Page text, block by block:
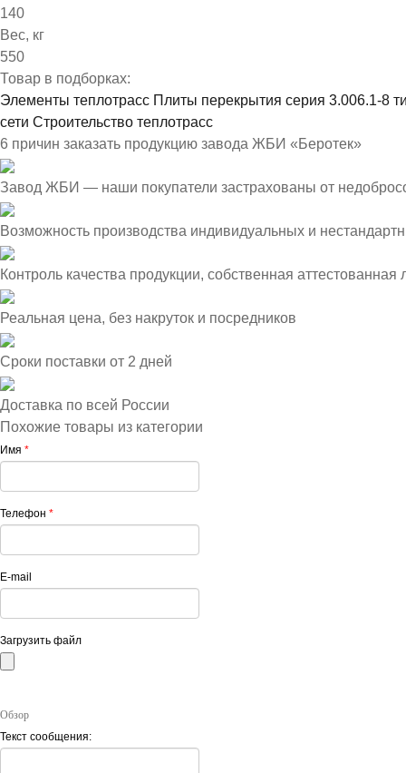
140
Вес, кг
550
Товар в подборках:
Элементы теплотрасс Плиты перекрытия серия 3.006.1-8
сети Строительство теплотрасс
6 причин заказать продукцию завода ЖБИ «Беротек»
Завод ЖБИ — наши покупатели застрахованы от
Возможность производства индивидуальных и
Контроль качества продукции, собственная аттестованная
Реальная цена, без накруток и посредников
Сроки поставки от 2 дней
Доставка по всей России
Похожие товары из категории
Имя *
Телефон *
E-mail
Загрузить файл
Обзор
Текст сообщения: